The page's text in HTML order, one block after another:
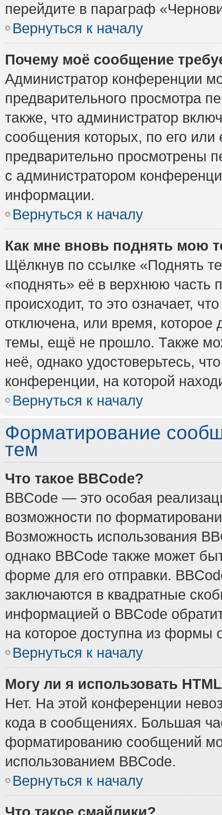
перейдите в параграф
Вернуться к началу
Почему моё сообщение
Администратор конференции
предварительного просмотра
также, что администратор
сообщения которых, по его
предварительно просмотрены
с администратором
информации.
Вернуться к началу
Как мне вновь поднять мою
Щёлкнув по ссылке «Поднять
«поднять» её в верхнюю часть
происходит, то это означает,
отключена, или время, которое
темы, ещё не прошло. Также
неё, однако удостоверьтесь,
конференции, на которой
Вернуться к началу
Форматирование
тем
Что такое BBCode?
BBCode — это особая
возможности по
Возможность использования
однако BBCode также может
форме для его отправки.
заключаются в квадратные
информацией о BBCode
на которое доступна из формы
Вернуться к началу
Могу ли я использовать
Нет. На этой конференции
кода в сообщениях. Большая
форматированию сообщений
использованием BBCode.
Вернуться к началу